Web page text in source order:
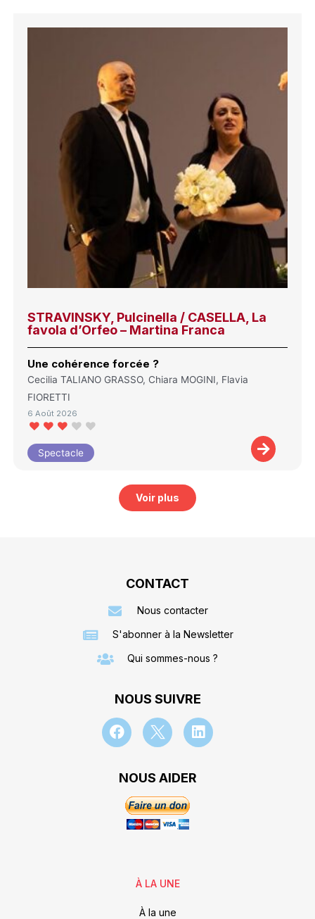
STRAVINSKY, Pulcinella / CASELLA, La
favola d’Orfeo – Martina Franca
Une cohérence forcée ?
Cecilia TALIANO GRASSO, Chiara MOGINI, Flavia
FIORETTI
6 Août 2026
Spectacle
Voir plus
CONTACT
Nous contacter
S'abonner à la Newsletter
Qui sommes-nous ?
NOUS SUIVRE
NOUS AIDER
À LA UNE
À la une